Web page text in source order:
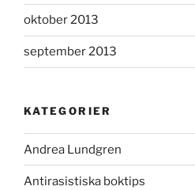
oktober 2013
september 2013
KATEGORIER
Andrea Lundgren
Antirasistiska boktips